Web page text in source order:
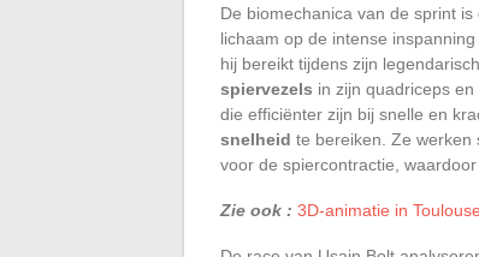
De biomechanica van de sprint
lichaam op de intense
hij bereikt tijdens zijn
spiervezels in zijn quadriceps
die efficiënter zijn bij snelle en
snelheid te bereiken. Ze werken
voor de spiercontractie,
Zie ook : 3D-animatie in